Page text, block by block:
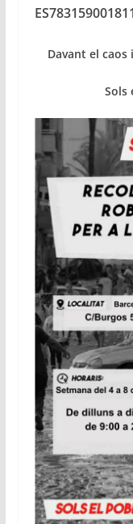
Davant el
Sols